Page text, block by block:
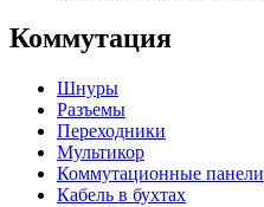
Коммутация
Шнуры
Разъемы
Переходники
Мультикор
Коммутационные панели
Кабель в бухтах